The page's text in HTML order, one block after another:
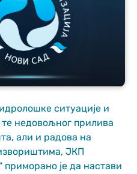
ситуације и
те недовољног прилива
али и радова на
ЈКП
приморано је да настави